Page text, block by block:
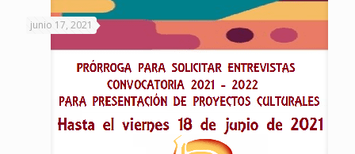
junio 17, 2021